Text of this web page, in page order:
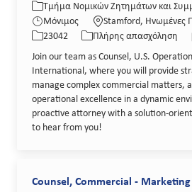
Κατηγορία
Τμήμα Νομικών Ζητημάτων και
Μόνιμος
Τοποθεσία
Stamford, Ηνωμένες
Κωδικός θέσης εργασίας
23042
Τύπος εργασίας
Πλήρης απασχόληση
Join our team as Counsel, U.S.
International, where you will provide
manage complex commercial matters,
operational excellence in a dynamic
proactive attorney with a solution-
to hear from you!
Counsel, Commercial - Marketing